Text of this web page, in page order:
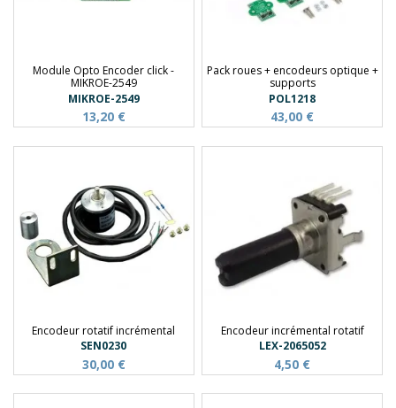
Module Opto Encoder click -
MIKROE-2549
MIKROE-2549
13,20 €
Pack roues + encodeurs optique +
supports
POL1218
43,00 €
Encodeur rotatif incrémental
SEN0230
30,00 €
Encodeur incrémental rotatif
LEX-2065052
4,50 €